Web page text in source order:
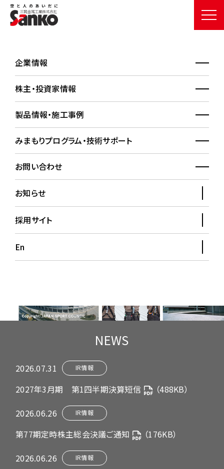
企業情報
株主・投資家情報
製品情報・施工事例
みまもりプログラム・技術サポート
お問い合わせ
お知らせ
採用サイト
En
空と人のあ
金属屋根が支える豊かな未来
NEWS
2026.07.31 IR情報
2027年3月期 第1四半期決算短信
（488KB）
2026.06.26
IR情報
第77期定時株主総会決議ご通知
（176KB）
2026.06.26
IR情報